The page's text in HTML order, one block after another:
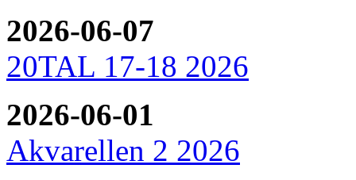
2026-06-07
20TAL 17-18 2026
2026-06-01
Akvarellen 2 2026